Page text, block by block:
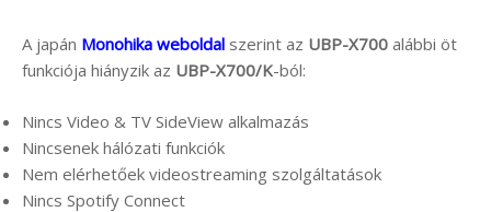
A japán Monohika weboldal szerint az UBP-X700 alábbi öt
funkciója hiányzik az UBP-X700/K-ból:
Nincs Video & TV SideView alkalmazás
Nincsenek hálózati funkciók
Nem elérhetőek videostreaming szolgáltatások
Nincs Spotify Connect